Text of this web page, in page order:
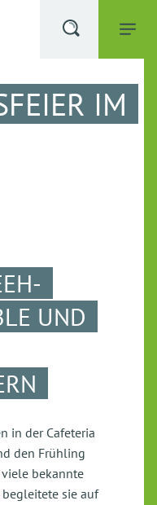
IM
UND
in der Cafeteria
den Frühling
bekannte
sie auf